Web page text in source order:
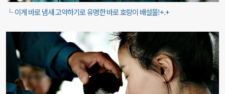
└ 이게 바로 냄새 고약하기로 유명한 바로 호랑이 배설물!+.+